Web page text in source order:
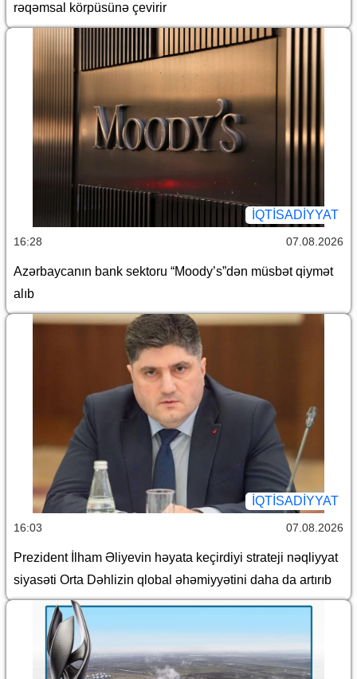
rəqəmsal körpüsünə çevirir
İQTİSADİYYAT
16:28 07.08.2026
Azərbaycanın bank sektoru “Moody’s”dən müsbət qiymət
alıb
İQTİSADİYYAT
16:03 07.08.2026
Prezident İlham Əliyevin həyata keçirdiyi strateji nəqliyyat
siyasəti Orta Dəhlizin qlobal əhəmiyyətini daha da artırıb